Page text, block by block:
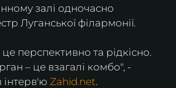
залі одночасно
Луганської філармонії.
перспективно та рідкісно.
– це взагалі комбо", -
Zahid.net.